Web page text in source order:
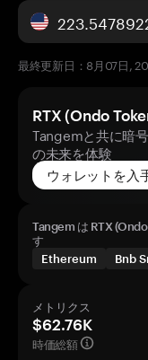
最終更新日：8月07日,
RTX (Ondo
Tangemと共に暗
の未来を体験
ウォレットを入
Tangem は RTX
す
Ethereum
Bnb
メトリクス
$62.76K
時価総額